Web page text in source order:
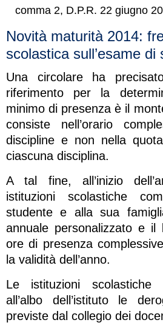
comma 2, D.P.R. 22 giugno
Novità maturità 2014:
scolastica sull’esame di
Una circolare ha
riferimento per la
minimo di presenza è il
consiste nell’orario
discipline e non nella
ciascuna disciplina.
A tal fine, all’inizio
istituzioni scolastiche
studente e alla sua
annuale personalizzato e il
ore di presenza
la validità dell’anno.
Le istituzioni scolastiche
all’albo dell’istituto le
previste dal collegio dei